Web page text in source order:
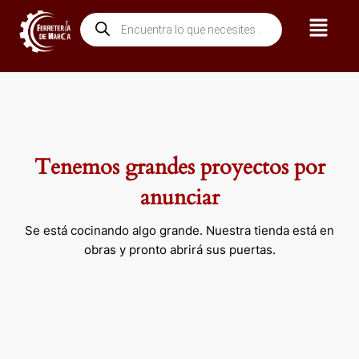
contenido
Búsqueda
de
productos
Menú
Tenemos grandes proyectos por
anunciar
Se está cocinando algo grande. Nuestra tienda está en
obras y pronto abrirá sus puertas.